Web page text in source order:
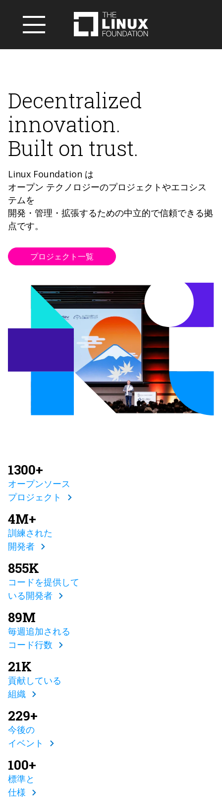
Decentralized
innovation.
Built on trust.
Linux Foundation は
オープン テクノロジーのプロジェクトやエコシス
テムを
開発・管理・拡張するための中立的で信頼できる拠
点です。
プロジェクト一覧
1300+
オープンソース
プロジェクト
4M+
訓練された
開発者
855K
コードを提供して
いる開発者
89M
毎週追加される
コード行数
21K
貢献している
組織
229+
今後の
イベント
100+
標準と
仕様